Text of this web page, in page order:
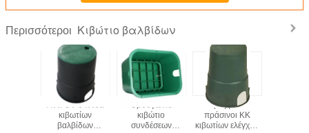
Περισσότεροι Κιβώτιο βαλβίδων
Αντι UV 6 ίντσα
κιβωτίων
βαλβίδων
Ορθογώνιο
κιβώτιο
συνδέσεων
Στρογγυλοί
πράσινοι ΚΚ
κιβωτίων ελέγχου